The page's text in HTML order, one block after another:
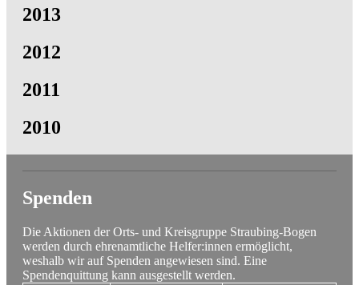
2013
2012
2011
2010
Spenden
Die Aktionen der Orts- und Kreisgruppe Straubing-Bogen
werden durch ehrenamtliche Helfer:innen ermöglicht,
weshalb wir auf Spenden angewiesen sind. Eine
Spendenquittung kann ausgestellt werden.